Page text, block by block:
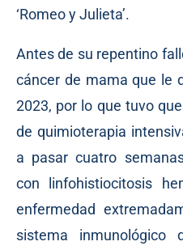
‘Romeo y Julieta’.
Antes de su repentino
cáncer de mama que le
2023, por lo que tuvo
de quimioterapia
a pasar cuatro
con linfohistiocitosis
enfermedad
sistema inmunológico